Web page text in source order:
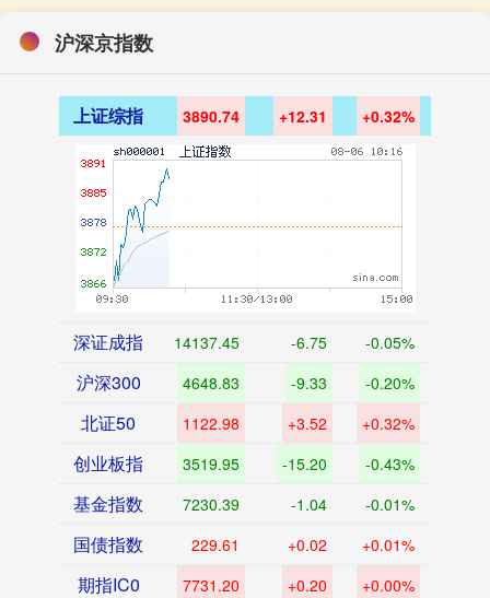
沪深京指数
上证综指 3890.74 +12.31 +0.32%
深证成指 14137.45 -6.75 -0.05%
沪深300 4648.83 -9.33 -0.20%
北证50 1122.98 +3.52 +0.32%
创业板指 3519.95 -15.20 -0.43%
基金指数 7230.39 -1.04 -0.01%
国债指数 229.61 +0.02 +0.01%
期指IC0 7731.20 +0.20 +0.00%